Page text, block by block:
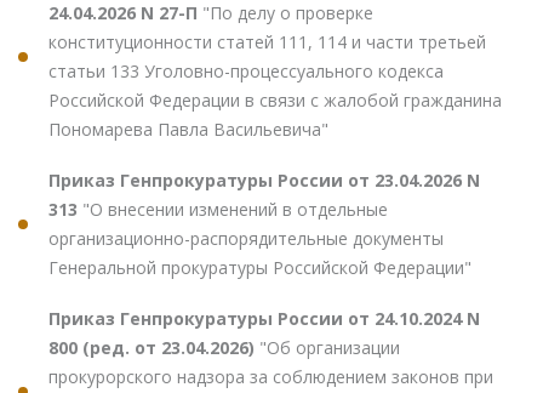
24.04.2026 N 27-П "По делу о проверке
конституционности статей 111, 114 и части третьей
статьи 133 Уголовно-процессуального кодекса
Российской Федерации в связи с жалобой гражданина
Пономарева Павла Васильевича"
Приказ Генпрокуратуры России от 23.04.2026 N
313 "О внесении изменений в отдельные
организационно-распорядительные документы
Генеральной прокуратуры Российской Федерации"
Приказ Генпрокуратуры России от 24.10.2024 N
800 (ред. от 23.04.2026) "Об организации
прокурорского надзора за соблюдением законов при